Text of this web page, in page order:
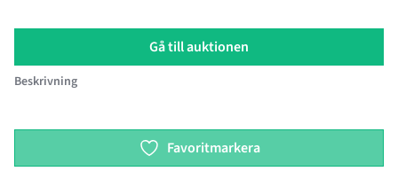
Gå till auktionen
Beskrivning
Favoritmarkera